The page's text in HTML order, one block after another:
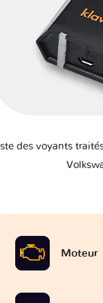
des voyants
Moteur